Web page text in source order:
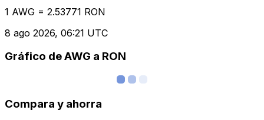
1 AWG = 2.53771 RON
8 ago 2026, 06:21 UTC
Gráfico de AWG a RON
Compara y ahorra